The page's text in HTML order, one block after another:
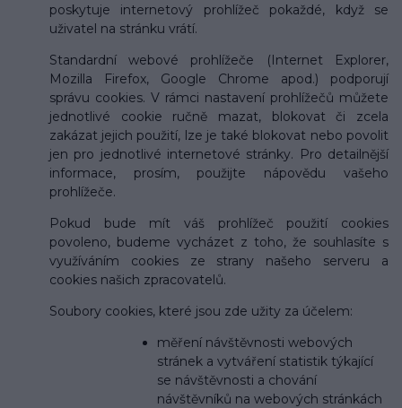
poskytuje internetový prohlížeč pokaždé, když se
uživatel na stránku vrátí.
Standardní webové prohlížeče (Internet Explorer,
Mozilla Firefox, Google Chrome apod.) podporují
správu cookies. V rámci nastavení prohlížečů můžete
jednotlivé cookie ručně mazat, blokovat či zcela
zakázat jejich použití, lze je také blokovat nebo povolit
jen pro jednotlivé internetové stránky. Pro detailnější
informace, prosím, použijte nápovědu vašeho
prohlížeče.
Pokud bude mít váš prohlížeč použití cookies
povoleno, budeme vycházet z toho, že souhlasíte s
využíváním cookies ze strany našeho serveru a
cookies našich zpracovatelů.
Soubory cookies, které jsou zde užity za účelem:
měření návštěvnosti webových
stránek a vytváření statistik týkající
se návštěvnosti a chování
návštěvníků na webových stránkách